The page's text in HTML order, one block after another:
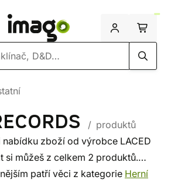
/ produktů
nabídku zboží od výrobce LACED
si můžeš z celkem 2 produktů.
patří věci z kategorie Herní